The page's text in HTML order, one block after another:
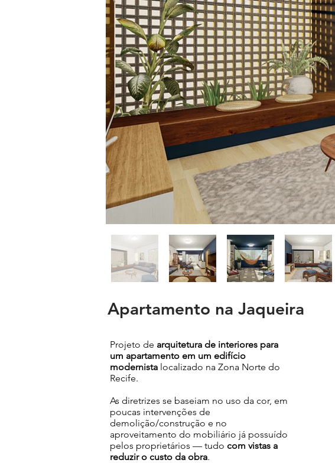
Apartamento na Jaqueira
Projeto de arquitetura de interiores para
um apartamento em um edifício
modernista localizado na Zona Norte do
Recife.
As diretrizes se baseiam no uso da cor, em
poucas intervenções de
demolição/construção e no
aproveitamento do mobiliário já possuído
pelos proprietários — tudo com vistas a
reduzir o custo da obra.